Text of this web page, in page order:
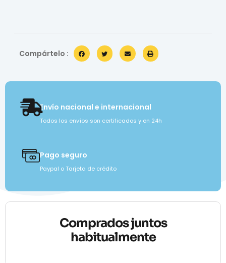
Compártelo :
Envío nacional e internacional
Todos los envíos son certificados y en 24h
Pago seguro
Paypal o Tarjeta de crédito
Comprados juntos
habitualmente